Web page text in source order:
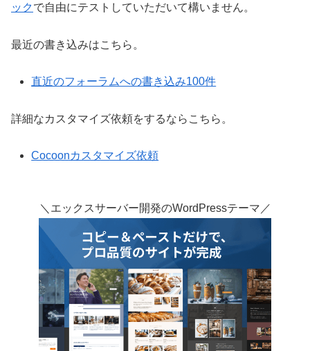
ックで自由にテストしていただいて構いません。
最近の書き込みはこちら。
直近のフォーラムへの書き込み100件
詳細なカスタマイズ依頼をするならこちら。
Cocoonカスタマイズ依頼
＼エックスサーバー開発のWordPressテーマ／